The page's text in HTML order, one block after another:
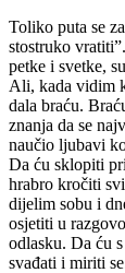
Toliko puta se
stostruko vratiti”.
petke i svetke,
Ali, kada vidim
dala braću.
znanja da se
naučio ljubavi
Da ću sklopiti
hrabro kročiti
dijelim sobu i
osjetiti u
odlasku. Da ću
svađati i miriti